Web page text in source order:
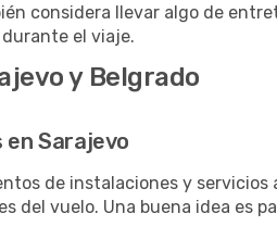
considera llevar algo de
el viaje.
y Belgrado
Sarajevo
de instalaciones y
del vuelo. Una buena idea es